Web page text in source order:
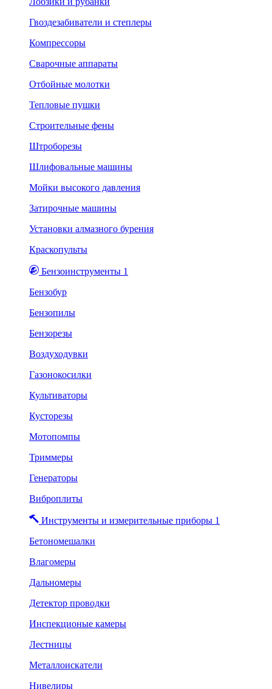
Гвоздезабиватели и степлеры
Компрессоры
Сварочные аппараты
Отбойные молотки
Тепловые пушки
Строительные фены
Штроборезы
Шлифовальные машины
Мойки высокого давления
Затирочные машины
Установки алмазного бурения
Краскопульты
Бензоинструменты 1
Бензобур
Бензопилы
Бензорезы
Воздуходувки
Газонокосилки
Культиваторы
Кусторезы
Мотопомпы
Триммеры
Генераторы
Виброплиты
Инструменты и измерительные приборы 1
Бетономешалки
Влагомеры
Дальномеры
Детектор проводки
Инспекционые камеры
Лестницы
Металлоискатели
Нивелиры